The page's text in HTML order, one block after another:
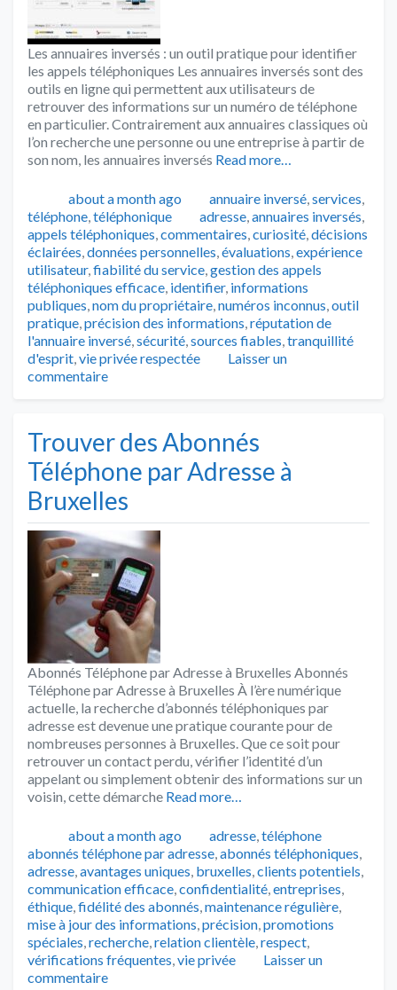
Les annuaires inversés : un outil pratique pour identifier
les appels téléphoniques Les annuaires inversés sont des
outils en ligne qui permettent aux utilisateurs de
retrouver des informations sur un numéro de téléphone
en particulier. Contrairement aux annuaires classiques où
l’on recherche une personne ou une entreprise à partir de
son nom, les annuaires inversés Read more…
Publié
about a month ago Catégories
annuaire inversé,services,
téléphone,téléphonique Tags
adresse,annuaires inversés,
appels téléphoniques,commentaires,curiosité,décisions
éclairées,données personnelles,évaluations,expérience
utilisateur,fiabilité du service,gestion des appels
téléphoniques efficace, identifier, informations
publiques,nom du propriétaire,numéros inconnus,outil
pratique,précision des informations,réputation de
l'annuaire inversé,sécurité,sources fiables,tranquillité
d'esprit,vie privée respectée
Laisser un
commentaire
Trouver des Abonnés
Téléphone par Adresse à
Bruxelles
Abonnés Téléphone par Adresse à Bruxelles Abonnés
Téléphone par Adresse à Bruxelles À l’ère numérique
actuelle, la recherche d’abonnés téléphoniques par
adresse est devenue une pratique courante pour de
nombreuses personnes à Bruxelles. Que ce soit pour
retrouver un contact perdu, vérifier l’identité d’un
appelant ou simplement obtenir des informations sur un
voisin, cette démarche Read more…
Publié
about a month ago Catégories
adresse,téléphone
abonnés téléphone par adresse,abonnés téléphoniques,
adresse,avantages uniques, bruxelles,clients potentiels,
communication efficace,confidentialité,entreprises,
éthique,fidélité des abonnés,maintenance régulière,
mise à jour des informations,précision,promotions
spéciales,recherche,relation clientèle,respect,
vérifications fréquentes,vie privée
Laisser un
commentaire